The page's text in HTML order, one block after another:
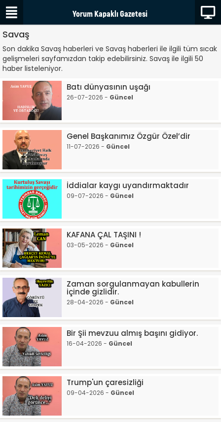
Savaş
Son dakika Savaş haberleri ve Savaş haberleri ile ilgili tüm sıcak
gelişmeleri sayfamızdan takip edebilirsiniz. Savaş ile ilgili 50
haber listeleniyor.
Batı dünyasının uşağı
26-07-2026 - Güncel
Genel Başkanımız Özgür Özel’dir
11-07-2026 - Güncel
İddialar kaygı uyandırmaktadır
09-07-2026 - Güncel
KAFANA ÇAL TAŞINI !
03-05-2026 - Güncel
Zaman sorgulanmayan kabullerin
içinde gizlidir.
28-04-2026 - Güncel
Bir Şii mevzuu almış başını gidiyor.
16-04-2026 - Güncel
Trump'un çaresizliği
09-04-2026 - Güncel